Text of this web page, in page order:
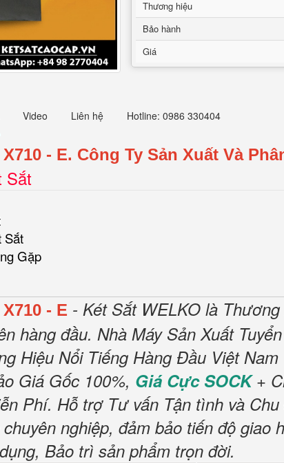
Thương hiệu
Bảo hành
Giá
Video Liên hệ Hotline: 0986 330404
- E. Công Ty Sản Xuất Và
Sắt
Sắt
Gặp
- E - Két Sắt WELKO là
hàng đầu. Nhà Máy Sản Xuất
Hiệu Nổi Tiếng Hàng Đầu Việt Nam
Giá Gốc 100%, Giá Cực SOCK+
Phí. Hỗ trợ Tư vấn Tận tình và Chu
nghiệp, đảm bảo tiến độ giao
Bảo trì sản phẩm trọn đời.